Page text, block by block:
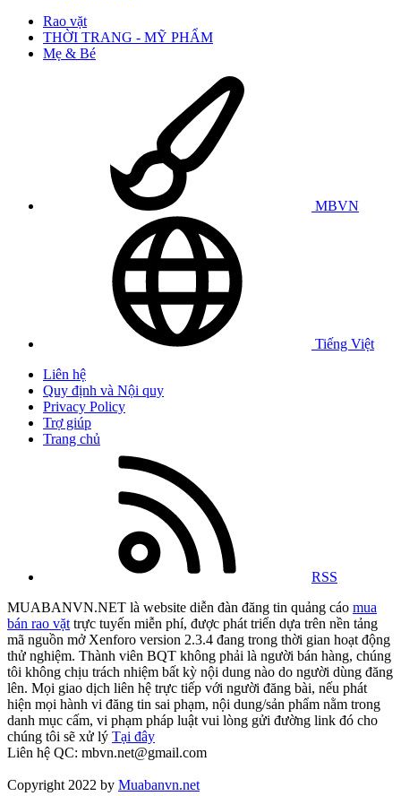
Rao vặt
THỜI TRANG - MỸ PHẨM
Mẹ & Bé
MBVN
Tiếng Việt
Liên hệ
Quy định và Nội quy
Privacy Policy
Trợ giúp
Trang chủ
RSS
MUABANVN.NET là website diễn đàn đăng tin quảng cáo mua
bán rao vặttrực tuyến miễn phí, được phát triển dựa trên nền tảng
mã nguồn mở Xenforo version 2.3.4 đang trong thời gian hoạt động
thử nghiệm. Thành viên BQT không phải là người bán hàng, chúng
tôi không chịu trách nhiệm bất kỳ nội dung nào do người dùng đăng
lên. Mọi giao dịch liên hệ trực tiếp với người đăng bài, nếu phát
hiện mọi hành vi đăng tin sai phạm, nội dung/sản phẩm nằm trong
danh mục cấm, vi phạm pháp luật vui lòng gửi đường link đó cho
chúng tôi sẽ xử lý Tại đây
Liên hệ QC: mbvn.net@gmail.com
Copyright 2022 by Muabanvn.net